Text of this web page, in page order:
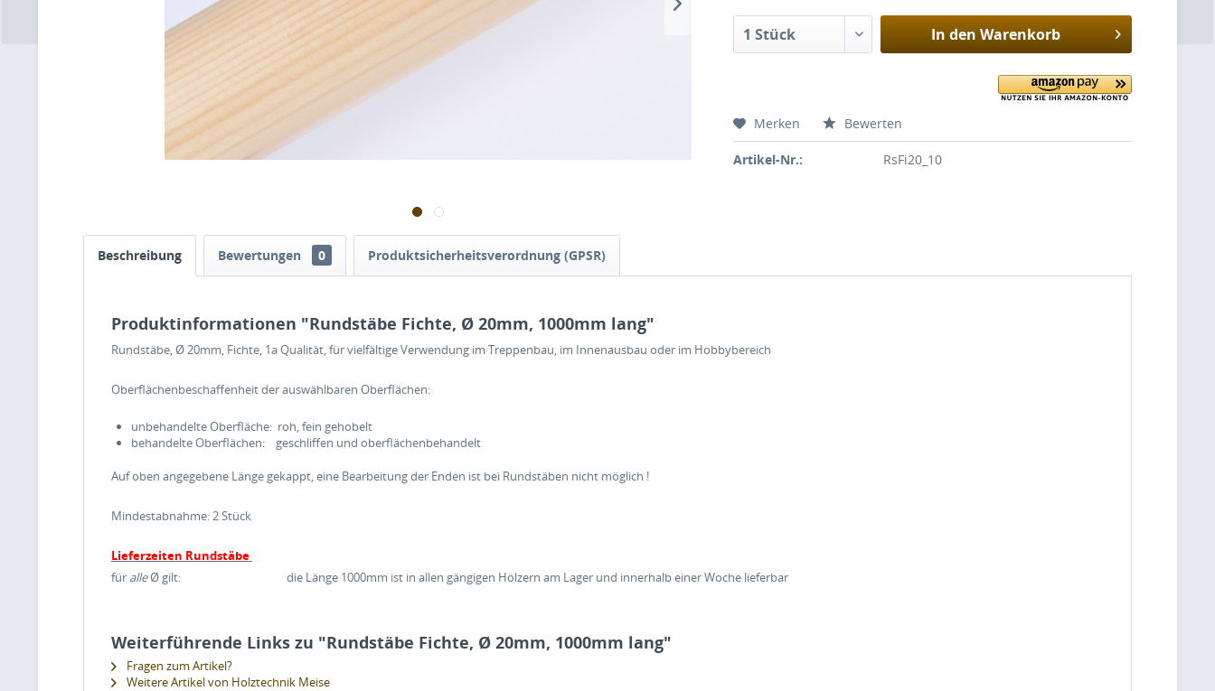
In den Warenkorb
Merken Bewerten
Artikel-Nr.: RsFi20_10
Beschreibung Bewertungen 0 Produktsicherheitsverordnung (GPSR)
Produktinformationen "Rundstäbe Fichte, Ø 20mm, 1000mm lang"
Rundstäbe, Ø 20mm, Fichte, 1a Qualität, für vielfältige Verwendung im Treppenbau, im Innenausbau oder im Hobbybereich
Oberflächenbeschaffenheit der auswählbaren Oberflächen:
unbehandelte Oberfläche: roh, fein gehobelt
behandelte Oberflächen: geschliffen und oberflächenbehandelt
Auf oben angegebene Länge gekappt, eine Bearbeitung der Enden ist bei Rundstäben nicht möglich !
Mindestabnahme: 2 Stück
Lieferzeiten Rundstäbe
für alleØ gilt: die Länge 1000mm ist in allen gängigen Hölzern am Lager und innerhalb einer Woche lieferbar
Weiterführende Links zu "Rundstäbe Fichte, Ø 20mm, 1000mm lang"
Fragen zum Artikel?
Weitere Artikel von Holztechnik Meise